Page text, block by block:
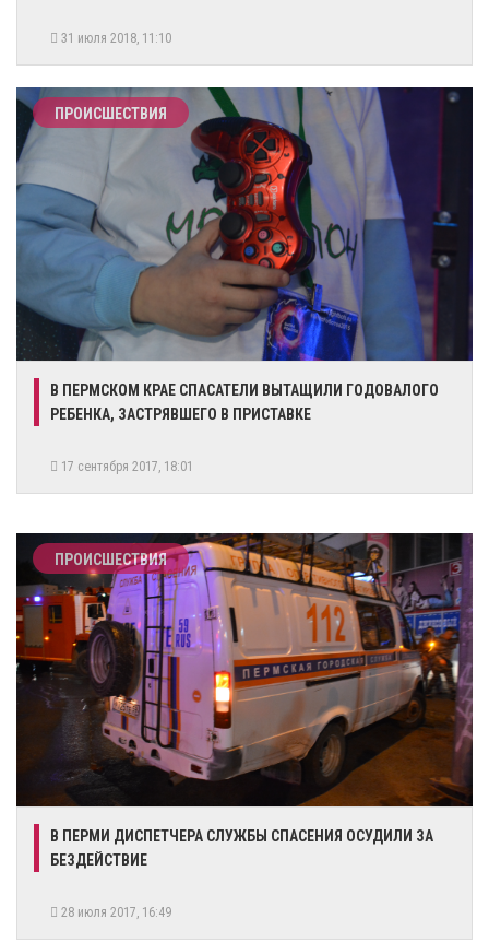
31 июля 2018, 11:10
ПРОИСШЕСТВИЯ
В ПЕРМСКОМ КРАЕ СПАСАТЕЛИ ВЫТАЩИЛИ ГОДОВАЛОГО
РЕБЕНКА, ЗАСТРЯВШЕГО В ПРИСТАВКЕ
17 сентября 2017, 18:01
ПРОИСШЕСТВИЯ
В ПЕРМИ ДИСПЕТЧЕРА СЛУЖБЫ СПАСЕНИЯ ОСУДИЛИ ЗА
БЕЗДЕЙСТВИЕ
28 июля 2017, 16:49